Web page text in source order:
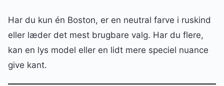
Har du kun én Boston, er en neutral farve i ruskind
eller læder det mest brugbare valg. Har du flere,
kan en lys model eller en lidt mere speciel nuance
give kant.